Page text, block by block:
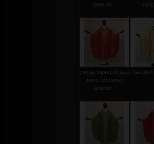
(articolo...
casula impero in lana
lurex col.rosso
(articolo...
Casula